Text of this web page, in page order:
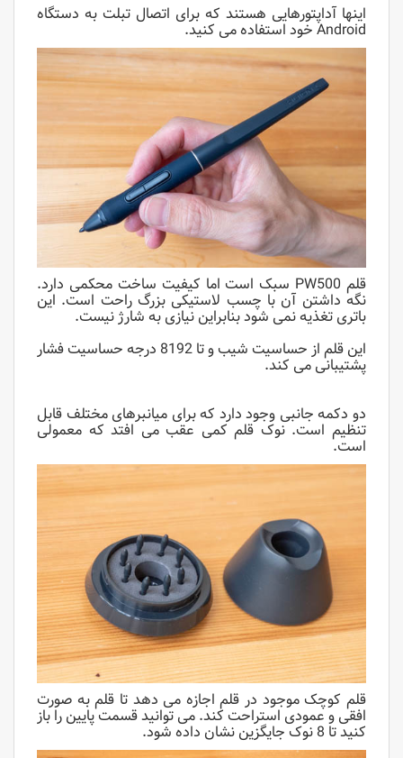
اینها آداپتورهایی هستند که برای اتصال تبلت به دستگاه
Android خود استفاده می کنید.
قلم PW500 سبک است اما کیفیت ساخت محکمی دارد.
نگه داشتن آن با چسب لاستیکی بزرگ راحت است. این
باتری تغذیه نمی شود بنابراین نیازی به شارژ نیست.
این قلم از حساسیت شیب و تا 8192 درجه حساسیت فشار
پشتیبانی می کند.
دو دکمه جانبی وجود دارد که برای میانبرهای مختلف قابل
تنظیم است. نوک قلم کمی عقب می افتد که معمولی
است.
قلم کوچک موجود در قلم اجازه می دهد تا قلم به صورت
افقی و عمودی استراحت کند. می توانید قسمت پایین را باز
کنید تا 8 نوک جایگزین نشان داده شود.